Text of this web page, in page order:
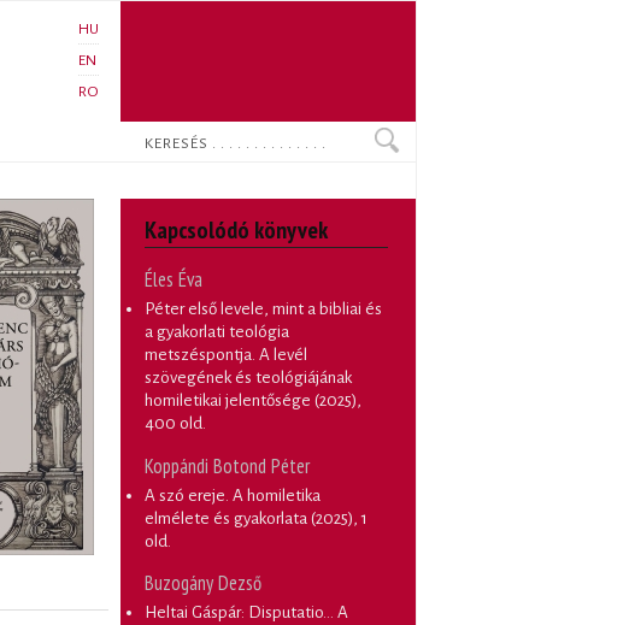
HU
EN
RO
Keresés
Kapcsolódó könyvek
Éles Éva
Péter első levele, mint a bibliai és
a gyakorlati teológia
metszéspontja. A levél
szövegének és teológiájának
homiletikai jelentősége (2025),
400 old.
Koppándi Botond Péter
A szó ereje. A homiletika
elmélete és gyakorlata (2025), 1
old.
Buzogány Dezső
Heltai Gáspár: Disputatio... A